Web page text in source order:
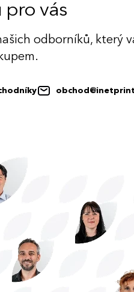
pro vás
odborníků, který